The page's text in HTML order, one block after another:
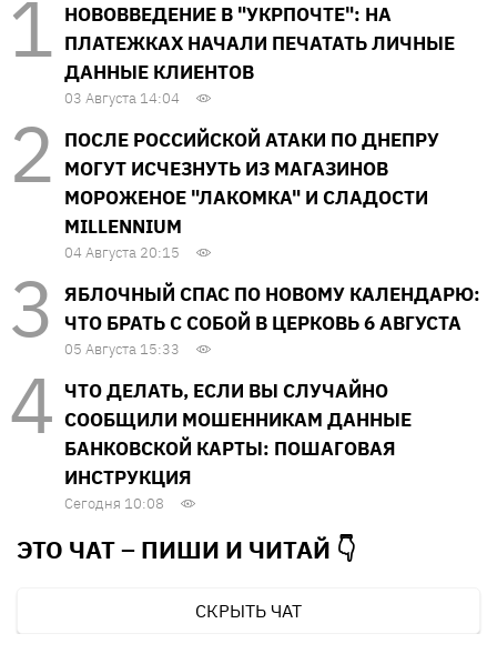
НОВОВВЕДЕНИЕ В "УКРПОЧТЕ": НА
ПЛАТЕЖКАХ НАЧАЛИ ПЕЧАТАТЬ ЛИЧНЫЕ
ДАННЫЕ КЛИЕНТОВ
03 Августа 14:04
ПОСЛЕ РОССИЙСКОЙ АТАКИ ПО ДНЕПРУ
МОГУТ ИСЧЕЗНУТЬ ИЗ МАГАЗИНОВ
МОРОЖЕНОЕ "ЛАКОМКА" И СЛАДОСТИ
MILLENNIUM
04 Августа 20:15
ЯБЛОЧНЫЙ СПАС ПО НОВОМУ КАЛЕНДАРЮ:
ЧТО БРАТЬ С СОБОЙ В ЦЕРКОВЬ 6 АВГУСТА
05 Августа 15:33
ЧТО ДЕЛАТЬ, ЕСЛИ ВЫ СЛУЧАЙНО
СООБЩИЛИ МОШЕННИКАМ ДАННЫЕ
БАНКОВСКОЙ КАРТЫ: ПОШАГОВАЯ
ИНСТРУКЦИЯ
Сегодня 10:08
ЭТО ЧАТ – ПИШИ И ЧИТАЙ 👇
СКРЫТЬ ЧАТ